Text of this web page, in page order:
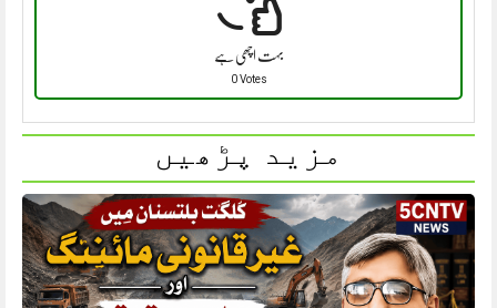
بہت اچھی ہے
0 Votes
مزید پڑھیں